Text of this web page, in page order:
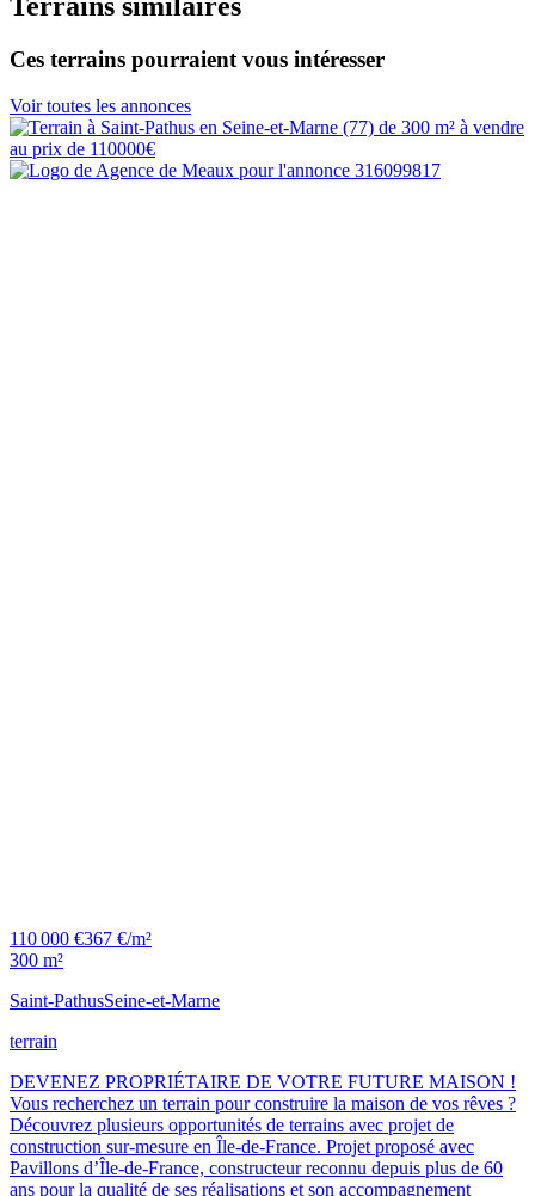
Terrains similaires
Ces terrains pourraient vous intéresser
Voir toutes les annonces
110 000 €367 €/m²
300 m²
Saint-PathusSeine-et-Marne
terrain
DEVENEZ PROPRIÉTAIRE DE VOTRE FUTURE MAISON !
Vous recherchez un terrain pour construire la maison de vos rêves ?
Découvrez plusieurs opportunités de terrains avec projet de
construction sur-mesure en Île-de-France. Projet proposé avec
Pavillons d’Île-de-France, constructeur reconnu depuis plus de 60
ans pour la qualité de ses réalisations et son accompagnement